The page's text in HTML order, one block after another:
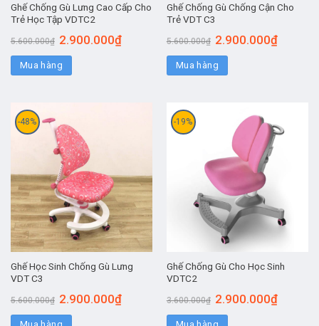
Ghế Chống Gù Lưng Cao Cấp Cho
Trẻ Học Tập VDTC2
5.600.000₫ 2.900.000₫
Mua hàng
Ghế Chống Gù Chống Cận Cho
Trẻ VDT C3
5.600.000₫ 2.900.000₫
Mua hàng
-48%
Ghế Học Sinh Chống Gù Lưng
VDT C3
5.600.000₫ 2.900.000₫
-19%
Ghế Chống Gù Cho Học Sinh
VDTC2
3.600.000₫ 2.900.000₫